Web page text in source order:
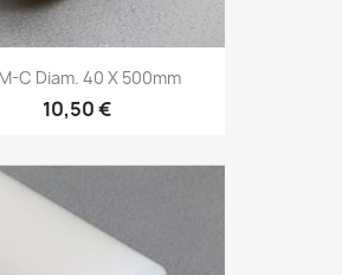
C Diam. 40 X 500mm
10,50 €